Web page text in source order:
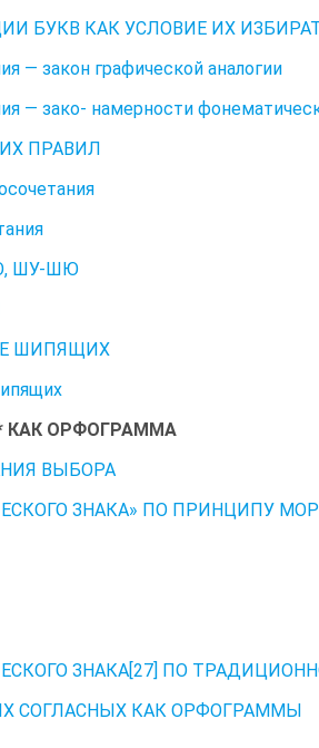
БУКВ КАК УСЛОВИЕ ИХ
— закон графической аналогии
— зако- намерности
ПРАВИЛ
ШУ-ШЮ
ШИПЯЩИХ
КАК ОРФОГРАММА
ВЫБОРА
ЗНАКА» ПО ПРИНЦИПУ
ЗНАКА[27] ПО
СОГЛАСНЫХ КАК ОРФОГРАММЫ